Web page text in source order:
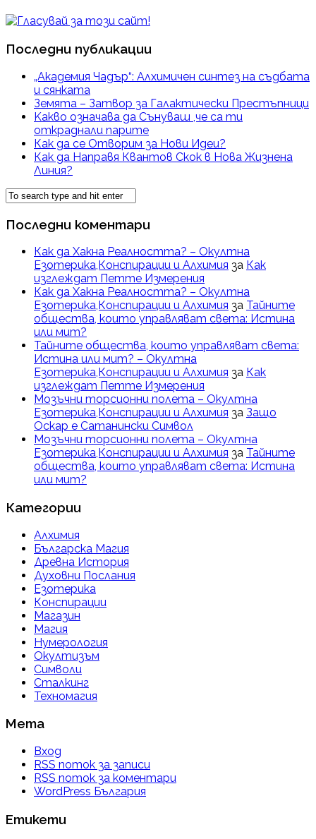
Последни публикации
„Академия Чадър“: Алхимичен синтез на съдбата
и сянката
Земята – Затвор за Галактически Престъпници
Kакво означава да Сънуваш ,че са ти
откраднали парите
Как да се Отворим за Нови Идеи?
Как да Направя Квантов Скок в Нова Жизнена
Линия?
Последни коментари
Как да Хакна Реалността? – Окултна
Езотерика,Конспирации и Алхимия за Как
изглеждат Петте Измерения
Как да Хакна Реалността? – Окултна
Езотерика,Конспирации и Алхимия за Тайните
общества, които управляват света: Истина
или мит?
Тайните общества, които управляват света:
Истина или мит? – Окултна
Езотерика,Конспирации и Алхимия за Как
изглеждат Петте Измерения
Мозъчни торсионни полета – Окултна
Езотерика,Конспирации и Алхимия за Защо
Оскар е Сатанински Символ
Мозъчни торсионни полета – Окултна
Езотерика,Конспирации и Алхимия за Тайните
общества, които управляват света: Истина
или мит?
Категории
Алхимия
Българска Магия
Древна История
Духовни Послания
Езотерика
Конспирации
Магазин
Магия
Нумерология
Окултизъм
Символи
Сталкинг
Техномагия
Мета
Вход
RSS поток за записи
RSS поток за коментари
WordPress България
Етикети